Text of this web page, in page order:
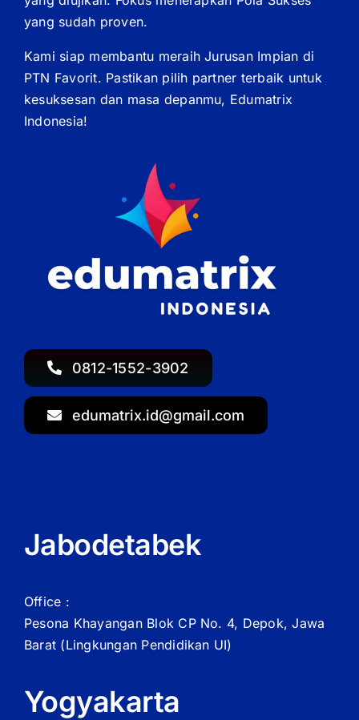
0812-1552-3902
edumatrix.id@gmail.com
yang sudah proven.
Kami siap membantu meraih Jurusan Impian di
PTN Favorit. Pastikan pilih partner terbaik untuk
kesuksesan dan masa depanmu, Edumatrix
Indonesia!
Jabodetabek
Office :
Pesona Khayangan Blok CP No. 4, Depok, Jawa
Barat (Lingkungan Pendidikan UI)
Yogyakarta